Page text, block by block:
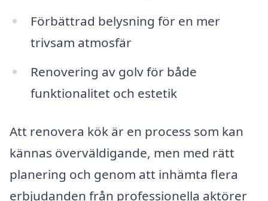
Förbättrad belysning för en mer
trivsam atmosfär
Renovering av golv för både
funktionalitet och estetik
Att renovera kök är en process som kan
kännas överväldigande, men med rätt
planering och genom att inhämta flera
erbjudanden från professionella aktörer